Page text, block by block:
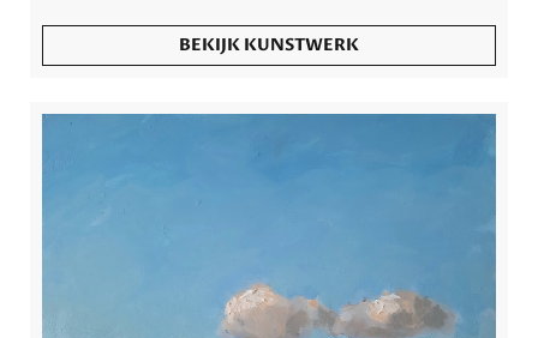
BEKIJK KUNSTWERK